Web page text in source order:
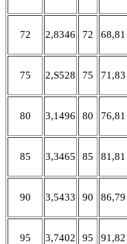
72 2,8346 72 68,81
75 2,S528 75 71,83
80 3,1496 80 76,81
85 3,3465 85 81,81
90 3,5433 90 86,79
95 3,7402 95 91,82